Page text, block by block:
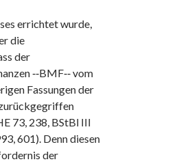
errichtet wurde,
die
der
‑‑BMF‑‑ vom
Fassungen der
73, 238, BStBl III
601). Denn diesen
der